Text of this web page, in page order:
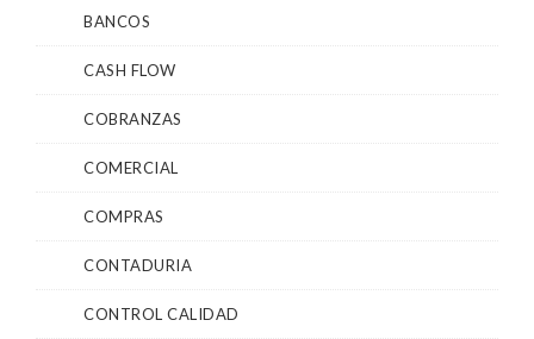
BANCOS
CASH FLOW
COBRANZAS
COMERCIAL
COMPRAS
CONTADURIA
CONTROL CALIDAD